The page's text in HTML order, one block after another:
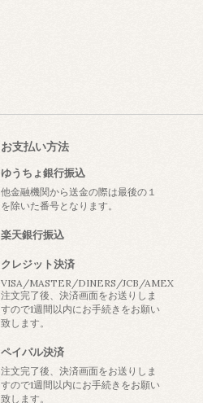
お支払い方法
ゆうちょ銀行振込
他金融機関から送金の際は最後の１
を除いた番号となります。
楽天銀行振込
クレジット決済
VISA/MASTER/DINERS/JCB/AMEX
注文完了後、決済画面をお送りしま
すので1週間以内にお手続きをお願い
致します。
ペイパル決済
注文完了後、決済画面をお送りしま
すので1週間以内にお手続きをお願い
致します。